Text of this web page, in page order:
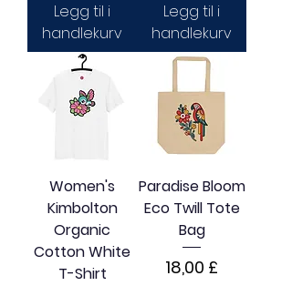
Legg til i
handlekurv
Legg til i
handlekurv
Women's
Kimbolton
Organic
Cotton White
T-Shirt
Paradise Bloom
Eco Twill Tote
Bag
Pris
18,00 £